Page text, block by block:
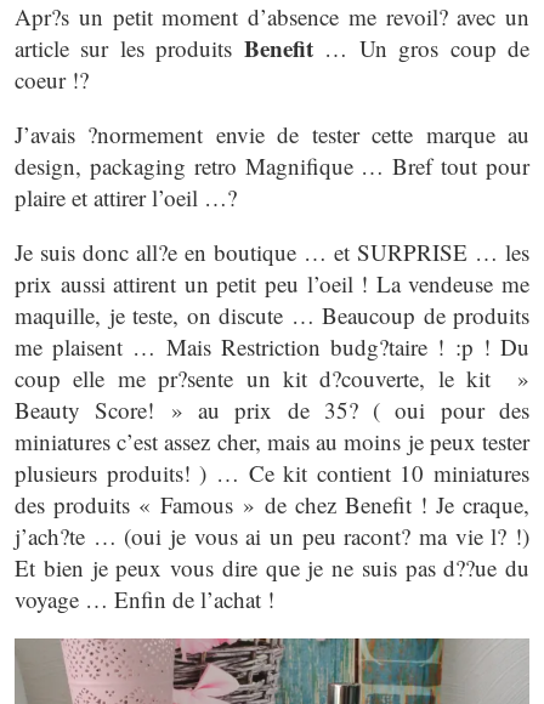
Apr?s un petit moment d’absence me revoil? avec un
article sur les produits Benefit… Un gros coup de
coeur !?
J’avais ?normement envie de tester cette marque au
design, packaging retro Magnifique … Bref tout pour
plaire et attirer l’oeil …?
Je suis donc all?e en boutique … et SURPRISE … les
prix aussi attirent un petit peu l’oeil ! La vendeuse me
maquille, je teste, on discute … Beaucoup de produits
me plaisent … Mais Restriction budg?taire ! :p ! Du
coup elle me pr?sente un kit d?couverte, le kit »
Beauty Score! » au prix de 35? ( oui pour des
miniatures c’est assez cher, mais au moins je peux tester
plusieurs produits! ) … Ce kit contient 10 miniatures
des produits « Famous » de chez Benefit ! Je craque,
j’ach?te … (oui je vous ai un peu racont? ma vie l? !)
Et bien je peux vous dire que je ne suis pas d??ue du
voyage … Enfin de l’achat !